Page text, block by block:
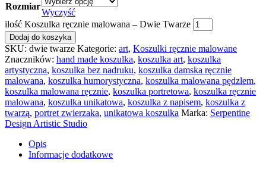
Rozmiar
Wyczyść
ilość Koszulka ręcznie malowana – Dwie Twarze
Dodaj do koszyka
SKU: dwie twarze Kategorie: art, Koszulki ręcznie malowane
Znaczników: hand made koszulka, koszulka art, koszulka
artystyczna, koszulka bez nadruku, koszulka damska ręcznie
malowana, koszulka humorystyczna, koszulka malowana pędzlem,
koszulka malowana ręcznie, koszulka portretowa, koszulka ręcznie
malowana, koszulka unikatowa, koszulka z napisem, koszulka z
twarzą, portret zwierzaka, unikatowa koszulka Marka: Serpentine
Design Artistic Studio
Opis
Informacje dodatkowe